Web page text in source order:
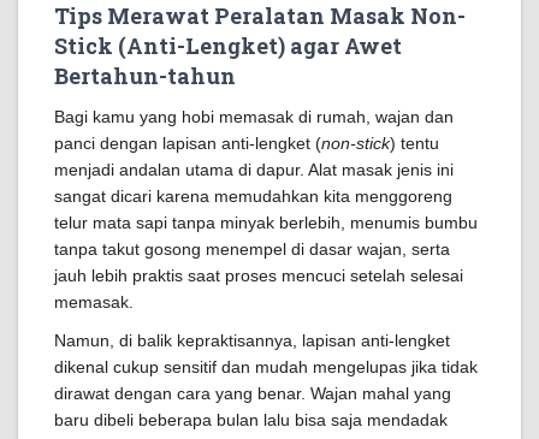
Tips Merawat Peralatan Masak Non-
Stick (Anti-Lengket) agar Awet
Bertahun-tahun
Bagi kamu yang hobi memasak di rumah, wajan dan
panci dengan lapisan anti-lengket (non-stick) tentu
menjadi andalan utama di dapur. Alat masak jenis ini
sangat dicari karena memudahkan kita menggoreng
telur mata sapi tanpa minyak berlebih, menumis bumbu
tanpa takut gosong menempel di dasar wajan, serta
jauh lebih praktis saat proses mencuci setelah selesai
memasak.
Namun, di balik kepraktisannya, lapisan anti-lengket
dikenal cukup sensitif dan mudah mengelupas jika tidak
dirawat dengan cara yang benar. Wajan mahal yang
baru dibeli beberapa bulan lalu bisa saja mendadak